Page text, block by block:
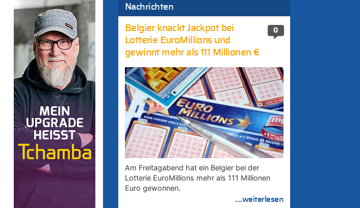
Nachrichten
0
Belgier knackt Jackpot bei
Lotterie EuroMillions und
gewinnt mehr als 111 Millionen €
Am Freitagabend hat ein Belgier bei der
Lotterie EuroMillions mehr als 111 Millionen
Euro gewonnen.
....weiterlesen